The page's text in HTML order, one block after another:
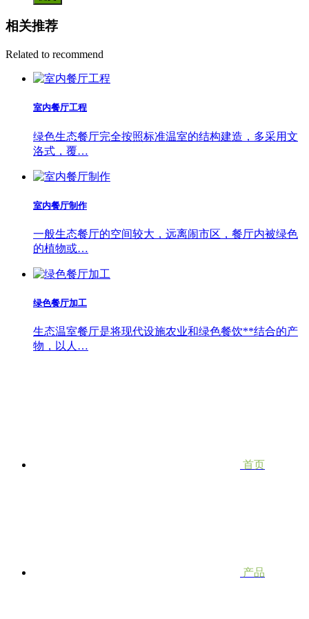
相关推荐
Related to recommend
室内餐厅工程
绿色生态餐厅完全按照标准温室的结构建造，多采用文
洛式，覆…
室内餐厅制作
一般生态餐厅的空间较大，远离闹市区，餐厅内被绿色
的植物或…
绿色餐厅加工
生态温室餐厅是将现代设施农业和绿色餐饮**结合的产
物，以人…
首页
产品